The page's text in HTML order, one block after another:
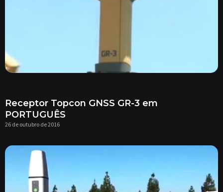
Receptor Topcon GNSS GR-3 em
PORTUGUÊS
26 de outubro de 2016